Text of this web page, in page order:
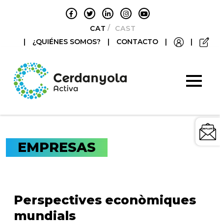
CATALÀCASTELLANO
|
¿QUIÉNES SOMOS? | CONTACTO | |
EMPRESAS
Perspectives econòmiques
mundials